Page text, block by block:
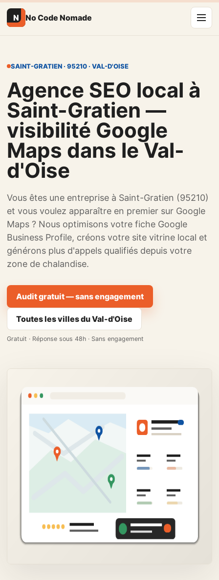
N No Code Nomade
SAINT-GRATIEN · 95210 · VAL-D'OISE
Agence SEO local à
Saint-Gratien —
visibilité Google
Maps dans le Val-
d'Oise
Vous êtes une entreprise à Saint-Gratien (95210)
et vous voulez apparaître en premier sur Google
Maps ? Nous optimisons votre fiche Google
Business Profile, créons votre site vitrine local et
générons plus d'appels qualifiés depuis votre
zone de chalandise.
Audit gratuit — sans engagement
Toutes les villes du Val-d'Oise
Gratuit · Réponse sous 48h · Sans engagement